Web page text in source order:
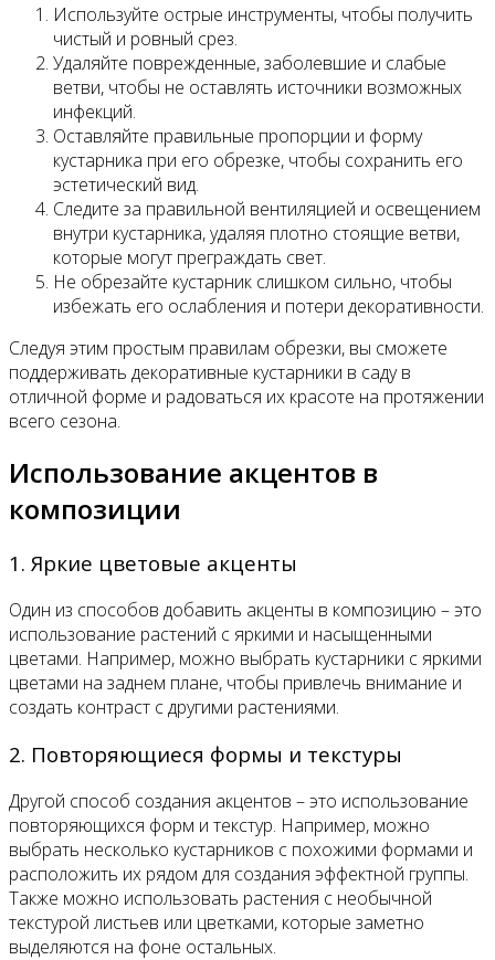
Используйте острые инструменты, чтобы получить
чистый и ровный срез.
Удаляйте поврежденные, заболевшие и слабые
ветви, чтобы не оставлять источники возможных
инфекций.
Оставляйте правильные пропорции и форму
кустарника при его обрезке, чтобы сохранить его
эстетический вид.
Следите за правильной вентиляцией и освещением
внутри кустарника, удаляя плотно стоящие ветви,
которые могут преграждать свет.
Не обрезайте кустарник слишком сильно, чтобы
избежать его ослабления и потери декоративности.
Следуя этим простым правилам обрезки, вы сможете
поддерживать декоративные кустарники в саду в
отличной форме и радоваться их красоте на протяжении
всего сезона.
Использование акцентов в
композиции
1. Яркие цветовые акценты
Один из способов добавить акценты в композицию – это
использование растений с яркими и насыщенными
цветами. Например, можно выбрать кустарники с яркими
цветами на заднем плане, чтобы привлечь внимание и
создать контраст с другими растениями.
2. Повторяющиеся формы и текстуры
Другой способ создания акцентов – это использование
повторяющихся форм и текстур. Например, можно
выбрать несколько кустарников с похожими формами и
расположить их рядом для создания эффектной группы.
Также можно использовать растения с необычной
текстурой листьев или цветками, которые заметно
выделяются на фоне остальных.